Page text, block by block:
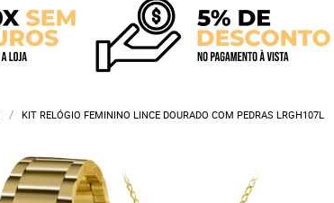
KIT RELÓGIO FEMININO LINCE DOURADO COM PEDRAS LRGH107L